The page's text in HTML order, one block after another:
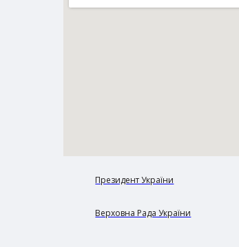
Президент України
Верховна Рада України